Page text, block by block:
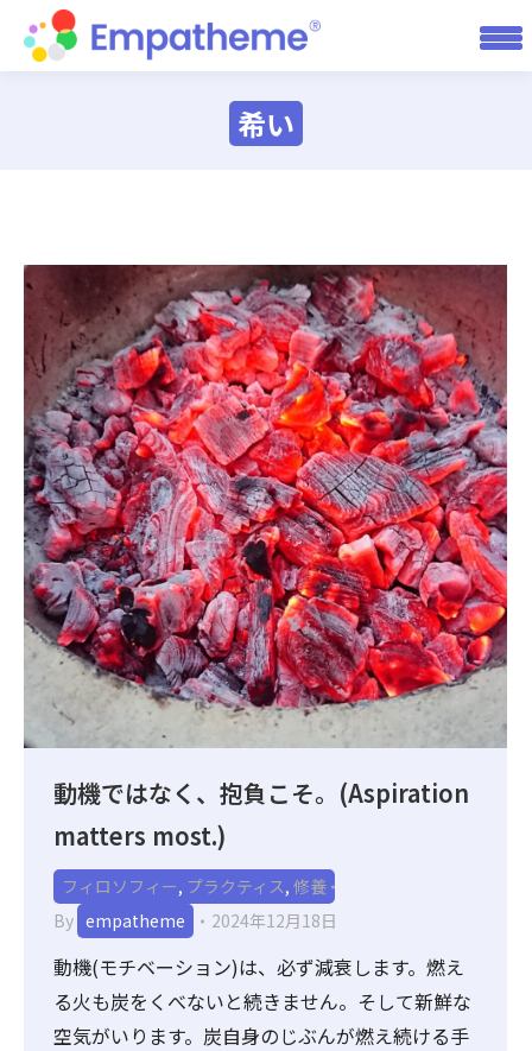
希い
動機ではなく、抱負こそ。(Aspiration
matters most.)
フィロソフィー, プラクティス, 修養
By empatheme 2024年12月18日
動機(モチベーション)は、必ず減衰します。燃え
る火も炭をくべないと続きません。そして新鮮な
空気がいります。炭自身のじぶんが燃え続ける手